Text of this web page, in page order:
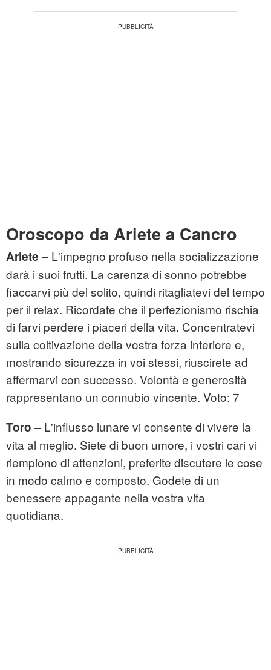
Oroscopo da Ariete a Cancro
Ariete – L'impegno profuso nella socializzazione
darà i suoi frutti. La carenza di sonno potrebbe
fiaccarvi più del solito, quindi ritagliatevi del tempo
per il relax. Ricordate che il perfezionismo rischia
di farvi perdere i piaceri della vita. Concentratevi
sulla coltivazione della vostra forza interiore e,
mostrando sicurezza in voi stessi, riuscirete ad
affermarvi con successo. Volontà e generosità
rappresentano un connubio vincente. Voto: 7
Toro – L'influsso lunare vi consente di vivere la
vita al meglio. Siete di buon umore, i vostri cari vi
riempiono di attenzioni, preferite discutere le cose
in modo calmo e composto. Godete di un
benessere appagante nella vostra vita
quotidiana.